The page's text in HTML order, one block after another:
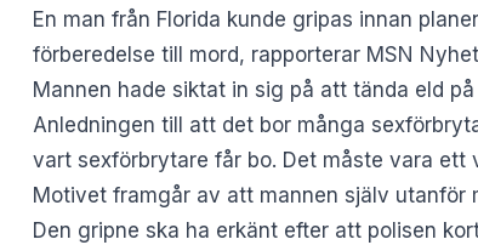
En man från Florida kunde gripas innan
förberedelse till mord, rapporterar MSN
Mannen hade siktat in sig på att tända eld
Anledningen till att det bor många
vart sexförbrytare får bo. Det måste vara ett
Motivet framgår av att mannen själv utanför
Den gripne ska ha erkänt efter att polisen